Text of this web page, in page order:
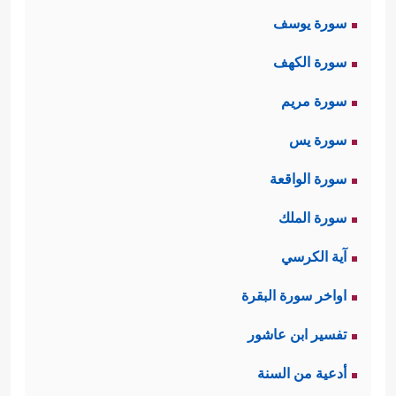
سورة يوسف
سورة الكهف
سورة مريم
سورة يس
سورة الواقعة
سورة الملك
آية الكرسي
اواخر سورة البقرة
تفسير ابن عاشور
أدعية من السنة